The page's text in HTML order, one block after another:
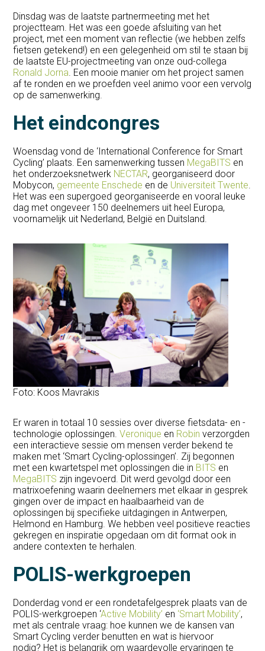
Dinsdag was de laatste partnermeeting met het
projectteam. Het was een goede afsluiting van het
project, met een moment van reflectie (we hebben zelfs
fietsen getekend!) en een gelegenheid om stil te staan bij
de laatste EU-projectmeeting van onze oud-collega
Ronald Jorna. Een mooie manier om het project samen
af te ronden en we proefden veel animo voor een vervolg
op de samenwerking.
Het eindcongres
Woensdag vond de ‘International Conference for Smart
Cycling’ plaats. Een samenwerking tussen MegaBITS en
het onderzoeksnetwerk NECTAR, georganiseerd door
Mobycon, gemeente Enschede en de Universiteit Twente.
Het was een supergoed georganiseerde en vooral leuke
dag met ongeveer 150 deelnemers uit heel Europa,
voornamelijk uit Nederland, België en Duitsland.
Foto: Koos Mavrakis
Er waren in totaal 10 sessies over diverse fietsdata- en -
technologie oplossingen.Veronique en Robin verzorgden
een interactieve sessie om mensen verder bekend te
maken met ‘Smart Cycling-oplossingen’. Zij begonnen
met een kwartetspel met oplossingen die in BITS en
MegaBITS zijn ingevoerd. Dit werd gevolgd door een
matrixoefening waarin deelnemers met elkaar in gesprek
gingen over de impact en haalbaarheid van de
oplossingen bij specifieke uitdagingen in Antwerpen,
Helmond en Hamburg. We hebben veel positieve reacties
gekregen en inspiratie opgedaan om dit format ook in
andere contexten te herhalen.
POLIS-werkgroepen
Donderdag vond er een rondetafelgesprek plaats van de
POLIS-werkgroepen ‘Active Mobility’ en ‘Smart Mobility’,
met als centrale vraag: hoe kunnen we de kansen van
Smart Cycling verder benutten en wat is hiervoor
nodig? Het is belangrijk om waardevolle ervaringen te